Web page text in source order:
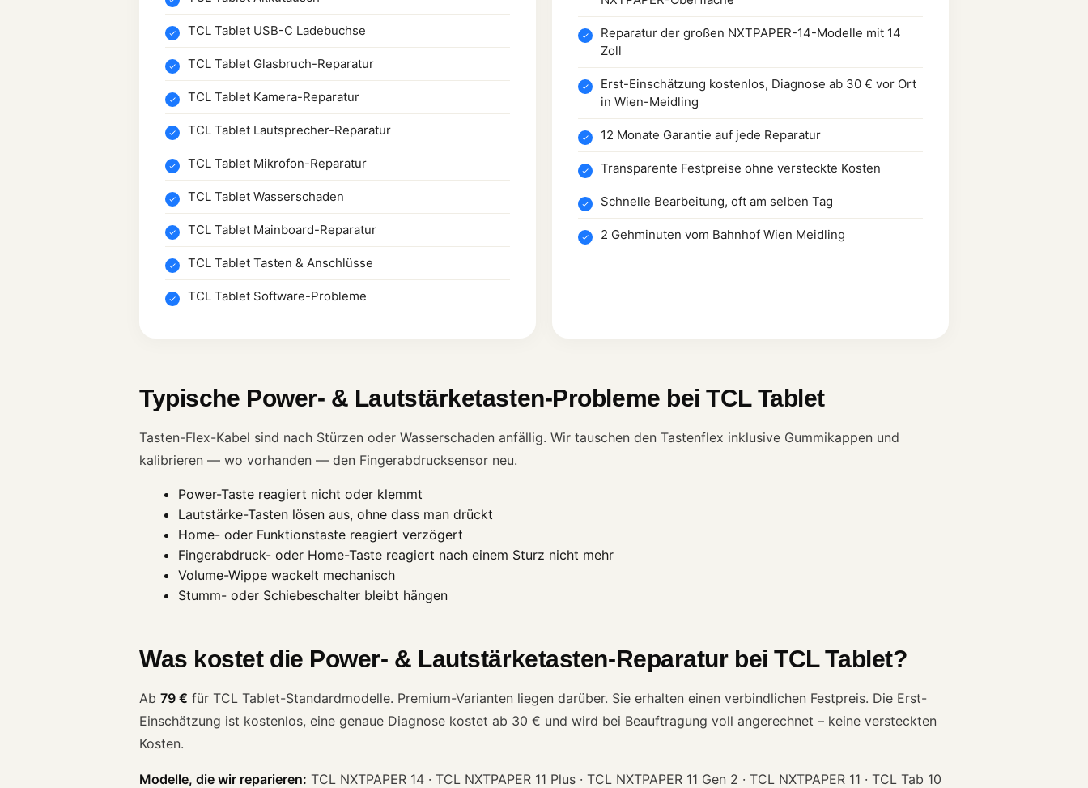
TCL Tablet USB-C Ladebuchse
TCL Tablet Glasbruch-Reparatur
TCL Tablet Kamera-Reparatur
TCL Tablet Lautsprecher-Reparatur
TCL Tablet Mikrofon-Reparatur
TCL Tablet Wasserschaden
TCL Tablet Mainboard-Reparatur
TCL Tablet Tasten & Anschlüsse
TCL Tablet Software-Probleme
Reparatur der großen NXTPAPER-14-Modelle mit 14
Zoll
Erst-Einschätzung kostenlos, Diagnose ab 30 € vor Ort
in Wien-Meidling
12 Monate Garantie auf jede Reparatur
Transparente Festpreise ohne versteckte Kosten
Schnelle Bearbeitung, oft am selben Tag
2 Gehminuten vom Bahnhof Wien Meidling
Typische Power- & Lautstärketasten-Probleme bei TCL Tablet
Tasten-Flex-Kabel sind nach Stürzen oder Wasserschaden anfällig. Wir tauschen den Tastenflex inklusive Gummikappen und
kalibrieren — wo vorhanden — den Fingerabdrucksensor neu.
Power-Taste reagiert nicht oder klemmt
Lautstärke-Tasten lösen aus, ohne dass man drückt
Home- oder Funktionstaste reagiert verzögert
Fingerabdruck- oder Home-Taste reagiert nach einem Sturz nicht mehr
Volume-Wippe wackelt mechanisch
Stumm- oder Schiebeschalter bleibt hängen
Was kostet die Power- & Lautstärketasten-Reparatur bei TCL Tablet?
Ab 79 € für TCL Tablet-Standardmodelle. Premium-Varianten liegen darüber. Sie erhalten einen verbindlichen Festpreis. Die Erst-
Einschätzung ist kostenlos, eine genaue Diagnose kostet ab 30 € und wird bei Beauftragung voll angerechnet – keine versteckten
Kosten.
Modelle, die wir reparieren: TCL NXTPAPER 14 · TCL NXTPAPER 11 Plus · TCL NXTPAPER 11 Gen 2 · TCL NXTPAPER 11 · TCL Tab 10